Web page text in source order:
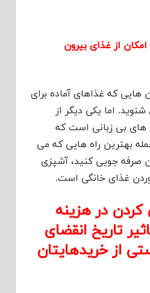
از غذای بیرون
هایی که غذاهای آماده برای
اما یکی دیگر از
های بی زبانی است که
بهترین راه هایی که می
صرفه جویی کنید، آشپزی
غذای خانگی است.
در هزینه
تاریخ انقضای
از خریدهایتان